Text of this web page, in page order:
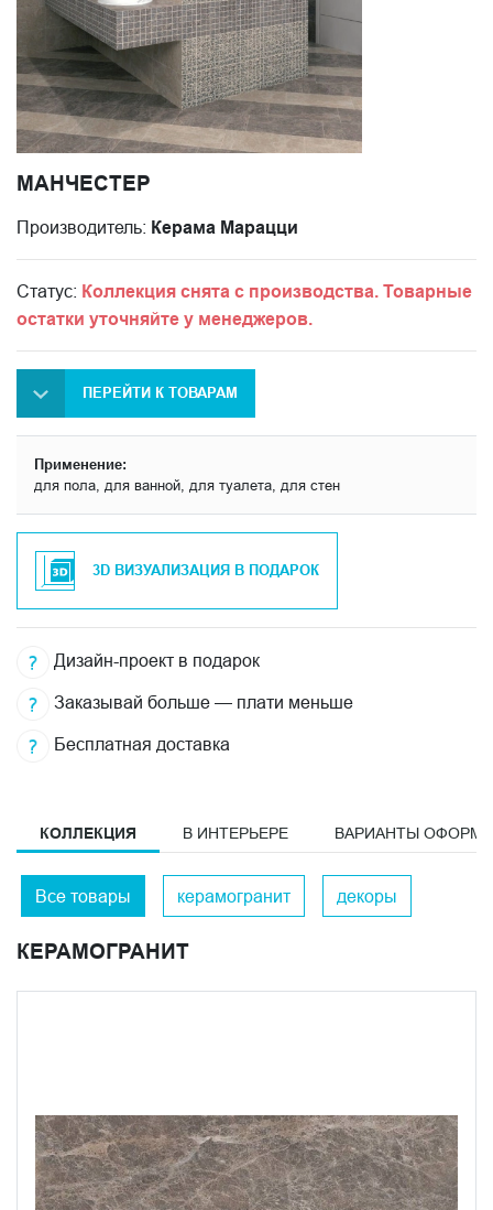
МАНЧЕСТЕР
Производитель: Керама Марацци
Статус: Коллекция снята с производства. Товарные
остатки уточняйте у менеджеров.
ПЕРЕЙТИ К ТОВАРАМ
Применение:
для пола, для ванной, для туалета, для стен
3D ВИЗУАЛИЗАЦИЯ В ПОДАРОК
Дизайн-проект в подарок
Заказывай больше — плати меньше
Бесплатная доставка
КОЛЛЕКЦИЯ В ИНТЕРЬЕРЕ ВАРИАНТЫ
Все товары керамогранит декоры
КЕРАМОГРАНИТ